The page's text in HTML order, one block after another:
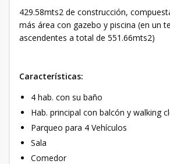
429.58mts2 de construcción,
más área con gazebo y piscina (en un
ascendentes a total de 551.66mts2)
Características:
4 hab. con su baño
Hab. principal con balcón y walking
Parqueo para 4 Vehículos
Sala
Comedor